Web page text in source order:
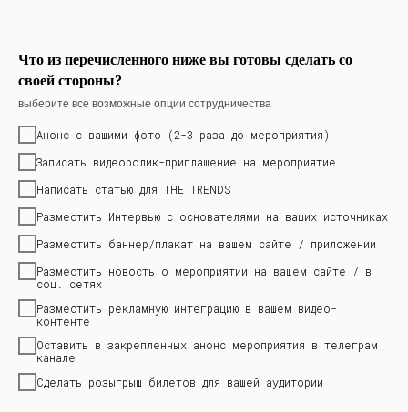
Что из перечисленного ниже вы готовы сделать со
своей стороны?
выберите все возможные опции сотрудничества
Анонс с вашими фото (2-3 раза до мероприятия)
Записать видеоролик-приглашение на мероприятие
Написать статью для THE TRENDS
Разместить Интервью с основателями на ваших источниках
Разместить баннер/плакат на вашем сайте / приложении
Разместить новость о мероприятии на вашем сайте / в
соц. сетях
Разместить рекламную интеграцию в вашем видео-
контенте
Оставить в закрепленных анонс мероприятия в телеграм
канале
Сделать розыгрыш билетов для вашей аудитории